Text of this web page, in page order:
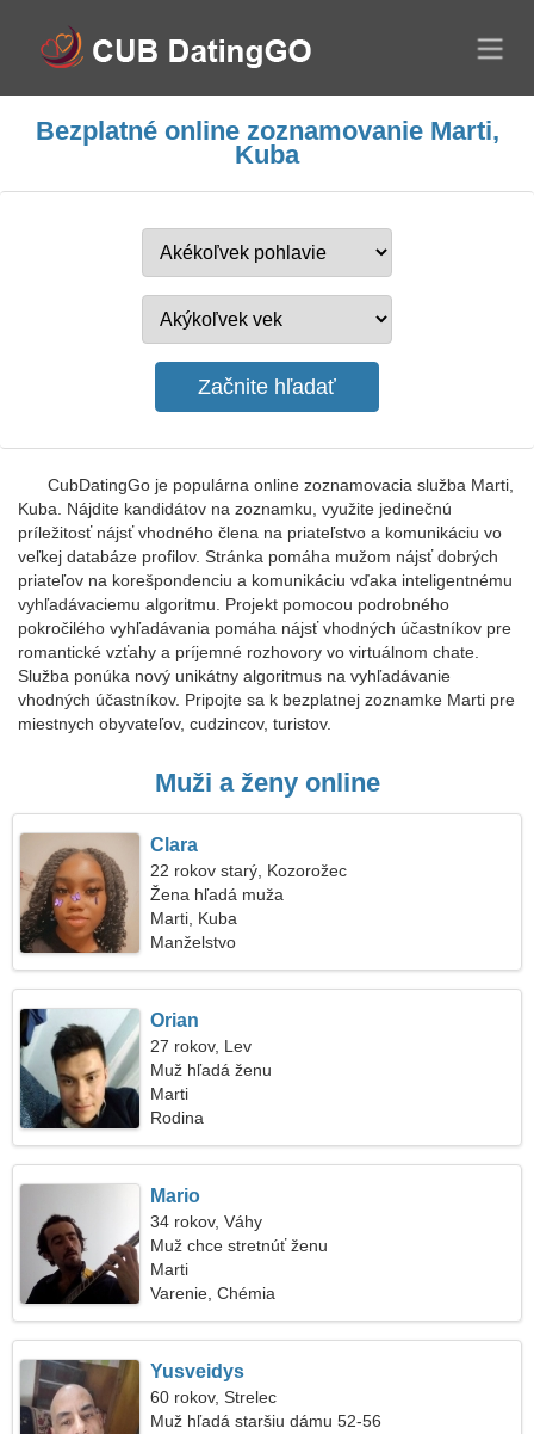
Bezplatné online zoznamovanie Marti,
Kuba
CubDatingGo je populárna online zoznamovacia služba Marti,
Kuba. Nájdite kandidátov na zoznamku, využite jedinečnú
príležitosť nájsť vhodného člena na priateľstvo a komunikáciu vo
veľkej databáze profilov. Stránka pomáha mužom nájsť dobrých
priateľov na korešpondenciu a komunikáciu vďaka inteligentnému
vyhľadávaciemu algoritmu. Projekt pomocou podrobného
pokročilého vyhľadávania pomáha nájsť vhodných účastníkov pre
romantické vzťahy a príjemné rozhovory vo virtuálnom chate.
Služba ponúka nový unikátny algoritmus na vyhľadávanie
vhodných účastníkov. Pripojte sa k bezplatnej zoznamke Marti pre
miestnych obyvateľov, cudzincov, turistov.
Muži a ženy online
Clara
22 rokov starý, Kozorožec
Žena hľadá muža
Marti, Kuba
Manželstvo
Orian
27 rokov, Lev
Muž hľadá ženu
Marti
Rodina
Mario
34 rokov, Váhy
Muž chce stretnúť ženu
Marti
Varenie, Chémia
Yusveidys
60 rokov, Strelec
Muž hľadá staršiu dámu 52-56